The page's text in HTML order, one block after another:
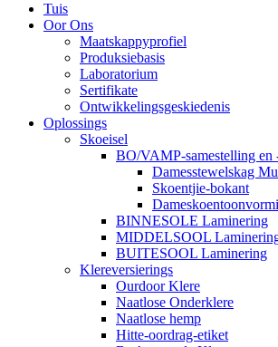
Tuis
Oor Ons
Maatskappyprofiel
Produksiebasis
Laboratorium
Sertifikate
Ontwikkelingsgeskiedenis
Oplossings
Skoeisel
BO/VAMP-samestelling en
Damesstewelskag
Skoentjie-bokant
BINNESOLE Laminering
MIDDELSOOL
BUITESOOL Laminering
Klereversierings
Ourdoor Klere
Naatlose Onderklere
Naatlose hemp
Hitte-oordrag-etiket